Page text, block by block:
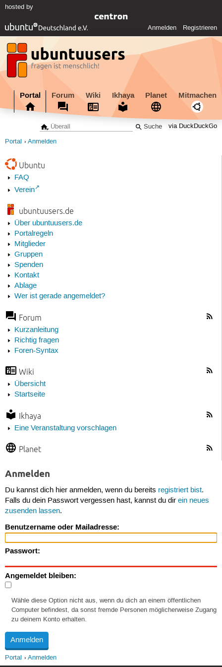
hosted by
Anmelden Registrieren
Portal Forum Wiki Ikhaya Planet Mitmachen
via DuckDuckGo
Portal Anmelden
Ubuntu
FAQ
Verein
ubuntuusers.de
Über ubuntuusers.de
Portalregeln
Mitglieder
Gruppen
Spenden
Kontakt
Ablage
Wer ist gerade angemeldet?
Forum
Kurzanleitung
Richtig fragen
Foren-Syntax
Wiki
Übersicht
Startseite
Ikhaya
Eine Veranstaltung vorschlagen
Planet
Anmelden
Du kannst dich hier anmelden, wenn du bereits registriert bist.
Falls du dein Passwort vergessen hast, kannst du dir ein neues
zusenden lassen.
Benutzername oder Mailadresse:
Passwort:
Angemeldet bleiben:
Wähle diese Option nicht aus, wenn du dich an einem öffentlichen
Computer befindest, da sonst fremde Personen möglicherweise Zugang
zu deinem Konto erhalten.
Portal Anmelden